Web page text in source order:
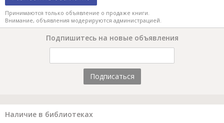
Принимаются только объявление о продаже книги.
Внимание, объявления модерируются администрацией.
Подпишитесь на новые объявления
Подписаться
Наличие в библиотеках